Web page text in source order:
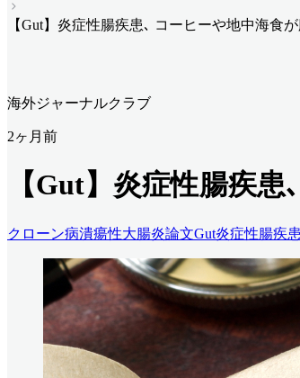
【Gut】炎症性腸疾患､ コーヒーや地中海食
海外ジャーナルクラブ
2ヶ月前
【Gut】炎症性腸疾
クローン病潰瘍性大腸炎論文Gut炎症性腸疾患